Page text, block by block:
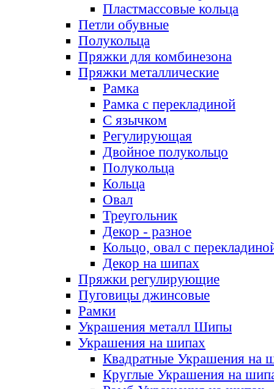
Пластмассовые кольца
Петли обувные
Полукольца
Пряжки для комбинезона
Пряжки металлические
Рамка
Рамка с перекладиной
С язычком
Регулирующая
Двойное полукольцо
Полукольца
Кольца
Овал
Треугольник
Декор - разное
Кольцо, овал с
Декор на шипах
Пряжки регулирующие
Пуговицы джинсовые
Рамки
Украшения металл Шипы
Украшения на шипах
Квадратные Украшения на
Круглые Украшения на